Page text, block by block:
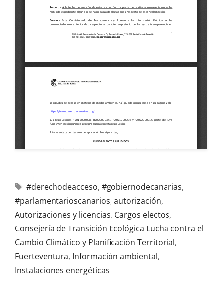
#derechodeacceso, #gobiernodecanarias,
#parlamentarioscanarios, autorización,
Autorizaciones y licencias, Cargos electos,
Consejería de Transición Ecológica Lucha contra el
Cambio Climático y Planificación Territorial,
Fuerteventura, Información ambiental,
Instalaciones energéticas